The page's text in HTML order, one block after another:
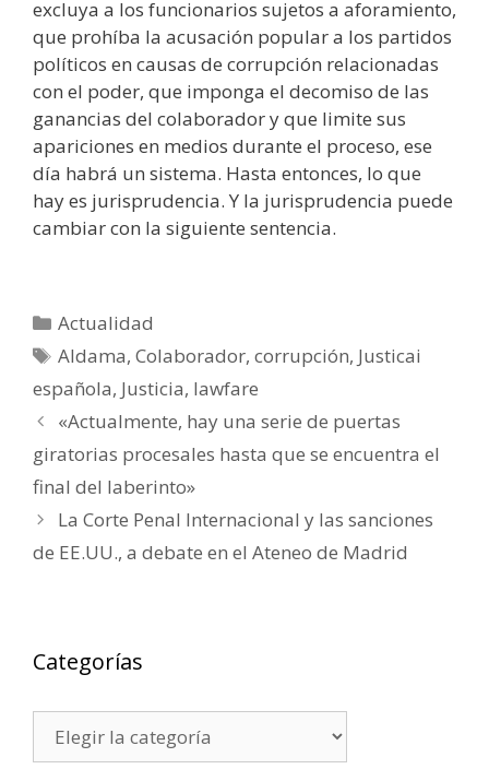
excluya a los funcionarios sujetos a aforamiento,
que prohíba la acusación popular a los partidos
políticos en causas de corrupción relacionadas
con el poder, que imponga el decomiso de las
ganancias del colaborador y que limite sus
apariciones en medios durante el proceso, ese
día habrá un sistema. Hasta entonces, lo que
hay es jurisprudencia. Y la jurisprudencia puede
cambiar con la siguiente sentencia.
Categorías
Actualidad
Etiquetas
Aldama,Colaborador,corrupción, Justicai
española, Justicia, lawfare
«Actualmente, hay una serie de puertas
giratorias procesales hasta que se encuentra el
final del laberinto»
La Corte Penal Internacional y las sanciones
de EE.UU., a debate en el Ateneo de Madrid
Categorías